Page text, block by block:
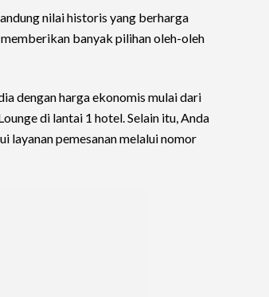
nilai historis yang berharga
banyak pilihan oleh-oleh
dengan harga ekonomis mulai dari
di lantai 1 hotel. Selain itu, Anda
layanan pemesanan melalui nomor